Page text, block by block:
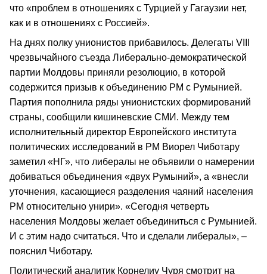
что «проблем в отношениях с Турцией у Гагаузии нет,
как и в отношениях с Россией».
На днях полку унионистов прибавилось. Делегаты VIII
чрезвычайного съезда Либерально-демократической
партии Молдовы приняли резолюцию, в которой
содержится призыв к объединению РМ с Румынией.
Партия пополнила ряды унионистских формирований
страны, сообщили кишиневские СМИ. Между тем
исполнительный директор Европейского института
политических исследований в РМ Виорел Чиботару
заметил «НГ», что либералы не объявили о намерении
добиваться объединения «двух Румыний», а «внесли
уточнения, касающиеся разделения чаяний населения
РМ относительно унири». «Сегодня четверть
населения Молдовы желает объединиться с Румынией.
И с этим надо считаться. Что и сделали либералы», –
пояснил Чиботару.
Политический аналитик Корнелиу Чуря смотрит на